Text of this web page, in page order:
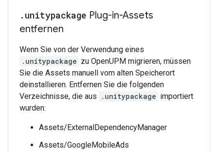
. unitypackage Plug-in-Assets
entfernen
Wenn Sie von der Verwendung eines
.unitypackage zu OpenUPM migrieren, müssen
Sie die Assets manuell vom alten Speicherort
deinstallieren. Entfernen Sie die folgenden
Verzeichnisse, die aus
.unitypackage importiert
wurden:
Assets/ExternalDependencyManager
Assets/GoogleMobileAds